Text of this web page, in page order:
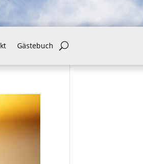
Gästebuch